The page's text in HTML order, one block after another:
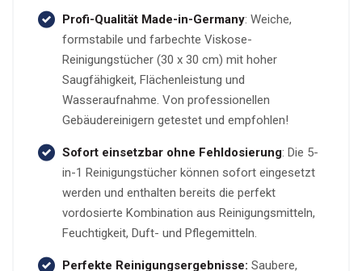
Profi-Qualität Made-in-Germany: Weiche,
formstabile und farbechte Viskose-
Reinigungstücher (30 x 30 cm) mit hoher
Saugfähigkeit, Flächenleistung und
Wasseraufnahme. Von professionellen
Gebäudereinigern getestet und empfohlen!
Sofort einsetzbar ohne Fehldosierung: Die 5-
in-1 Reinigungstücher können sofort eingesetzt
werden und enthalten bereits die perfekt
vordosierte Kombination aus Reinigungsmitteln,
Feuchtigkeit, Duft- und Pflegemitteln.
Perfekte Reinigungsergebnisse: Saubere,